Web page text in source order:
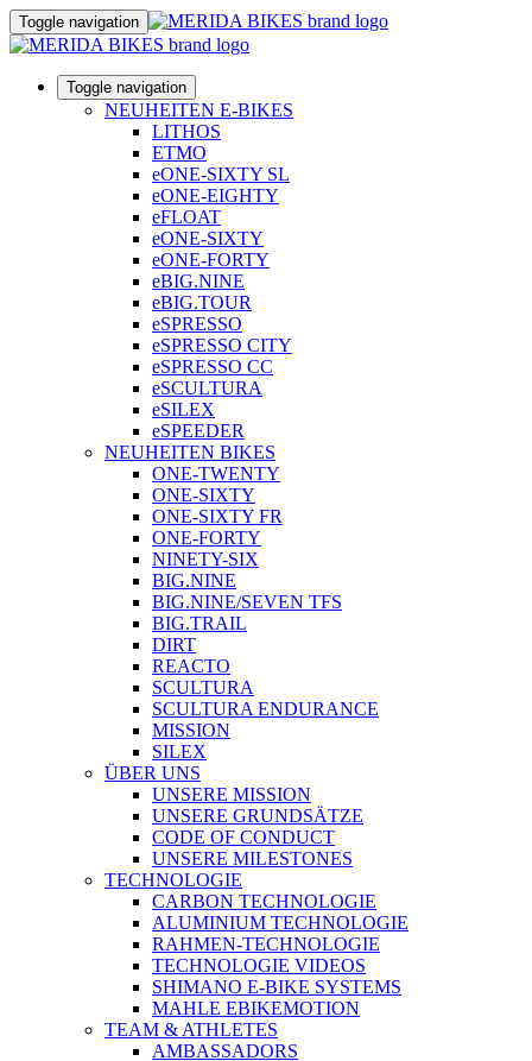
Toggle navigation
Toggle navigation
NEUHEITEN E-BIKES
LITHOS
ETMO
eONE-SIXTY SL
eONE-EIGHTY
eFLOAT
eONE-SIXTY
eONE-FORTY
eBIG.NINE
eBIG.TOUR
eSPRESSO
eSPRESSO CITY
eSPRESSO CC
eSCULTURA
eSILEX
eSPEEDER
NEUHEITEN BIKES
ONE-TWENTY
ONE-SIXTY
ONE-SIXTY FR
ONE-FORTY
NINETY-SIX
BIG.NINE
BIG.NINE/SEVEN TFS
BIG.TRAIL
DIRT
REACTO
SCULTURA
SCULTURA ENDURANCE
MISSION
SILEX
ÜBER UNS
UNSERE MISSION
UNSERE GRUNDSÄTZE
CODE OF CONDUCT
UNSERE MILESTONES
TECHNOLOGIE
CARBON TECHNOLOGIE
ALUMINIUM TECHNOLOGIE
RAHMEN-TECHNOLOGIE
TECHNOLOGIE VIDEOS
SHIMANO E-BIKE SYSTEMS
MAHLE EBIKEMOTION
TEAM & ATHLETES
AMBASSADORS